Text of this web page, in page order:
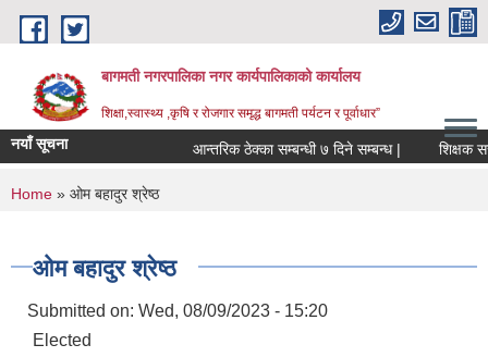
Skip to main content
बागमती नगरपालिका नगर कार्यपालिकाको कार्यालय
शिक्षा,स्वास्थ्य ,कृषि र रोजगार समृद्ध बागमती पर्यटन र पूर्वाधार”
नयाँ सूचना आन्तरिक ठेक्का सम्बन्धी ७ दिने सम्बन्ध |
You are here
Home » ओम बहादुर श्रेष्ठ
ओम बहादुर श्रेष्ठ
Submitted on: Wed, 08/09/2023 - 15:20
Elected